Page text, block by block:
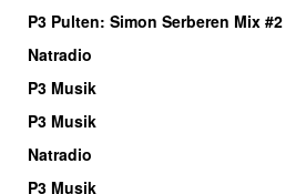
P3 Pulten: Simon Serberen Mix #2
Natradio
P3 Musik
P3 Musik
Natradio
P3 Musik